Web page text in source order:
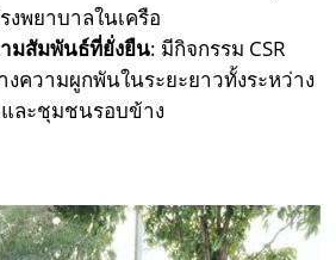
พยาบาลในเครือ
มสัมพันธ์ที่ยั่งยืน: มีกิจกรรม CSR
งความผูกพันในระยะยาวทั้งระหว่าง
ละชุมชนรอบข้าง